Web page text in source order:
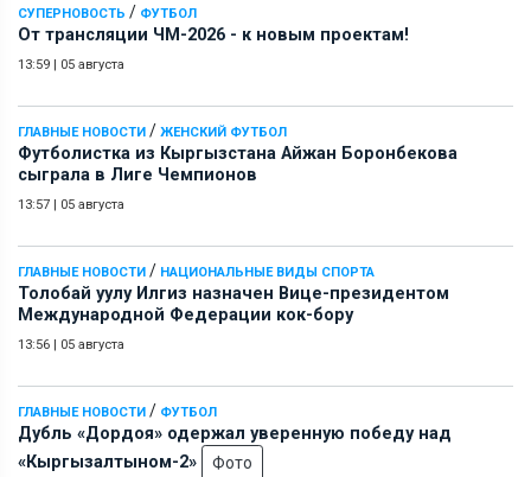
СУПЕРНОВОСТЬ / ФУТБОЛ
От трансляции ЧМ-2026 - к новым проектам!
13:59 | 05 августа
ГЛАВНЫЕ НОВОСТИ / ЖЕНСКИЙ ФУТБОЛ
Футболистка из Кыргызстана Айжан Боронбекова
сыграла в Лиге Чемпионов
13:57 | 05 августа
ГЛАВНЫЕ НОВОСТИ / НАЦИОНАЛЬНЫЕ ВИДЫ СПОРТА
Толобай уулу Илгиз назначен Вице-президентом
Международной Федерации кок-бору
13:56 | 05 августа
ГЛАВНЫЕ НОВОСТИ / ФУТБОЛ
Дубль «Дордоя» одержал уверенную победу над
«Кыргызалтыном-2»
Фото